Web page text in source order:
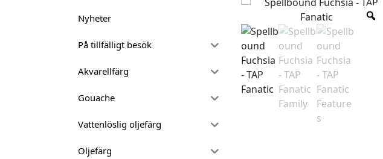
Nyheter
På tillfälligt besök
Akvarellfärg
Gouache
Vattenlöslig oljefärg
Oljefärg